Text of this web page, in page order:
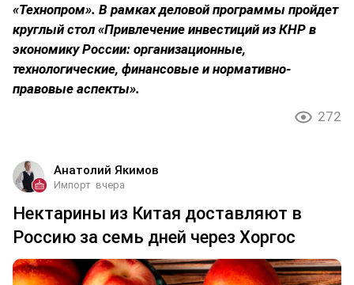
«Технопром». В рамках деловой программы пройдет
круглый стол «Привлечение инвестиций из КНР в
экономику России: организационные,
технологические, финансовые и нормативно-
правовые аспекты».
272
Анатолий Якимов
Импорт вчера
Нектарины из Китая доставляют в
Россию за семь дней через Хоргос